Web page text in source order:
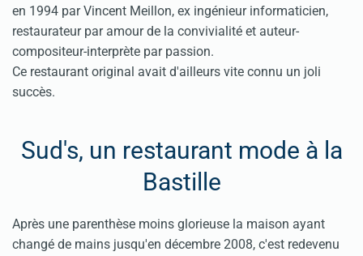
en 1994 par Vincent Meillon, ex ingénieur informaticien,
restaurateur par amour de la convivialité et auteur-
compositeur-interprète par passion.
Ce restaurant original avait d'ailleurs vite connu un joli
succès.
Sud's, un restaurant mode à la
Bastille
Après une parenthèse moins glorieuse la maison ayant
changé de mains jusqu'en décembre 2008, c'est redevenu